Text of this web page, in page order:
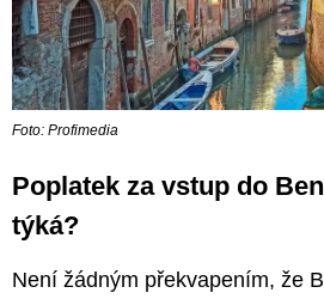
Foto: Profimedia
Poplatek za vstup do
týká?
Není žádným překvapením, že